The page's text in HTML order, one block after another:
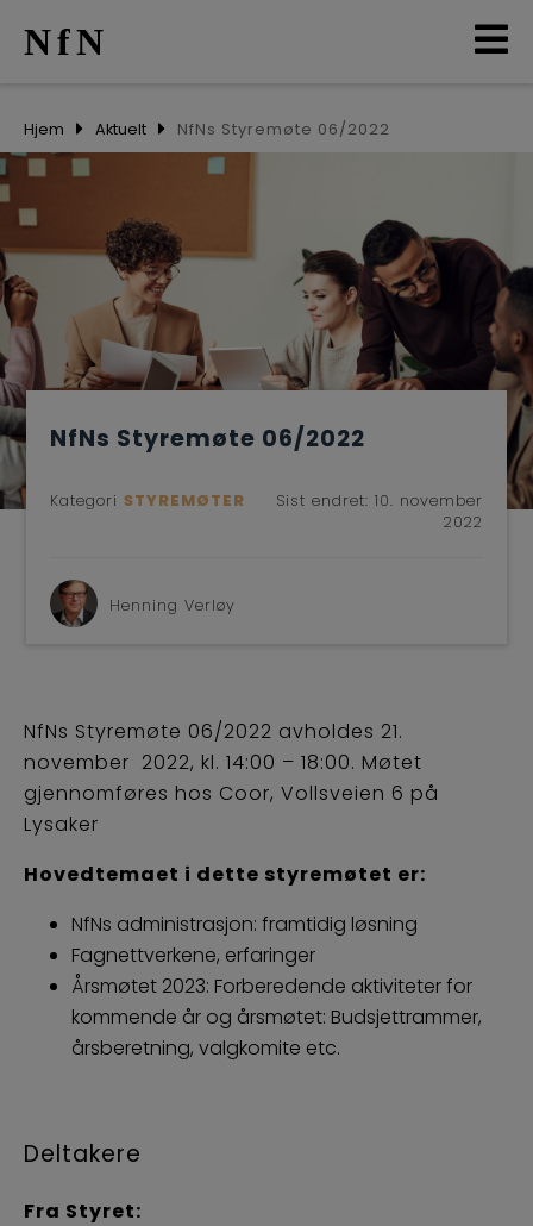
AKTUELT
NETTVERK
MEDLEMMER
OM OSS
NfN
Hjem Aktuelt NfNs Styremøte 06/2022
NfNs Styremøte 06/2022
Kategori STYREMØTER Sist endret: 10. november
2022
Henning Verløy
NfNs Styremøte 06/2022 avholdes 21.
november 2022, kl. 14:00 – 18:00. Møtet
gjennomføres hos Coor, Vollsveien 6 på
Lysaker
Hovedtemaet i dette styremøtet er:
NfNs administrasjon: framtidig løsning
Fagnettverkene, erfaringer
Årsmøtet 2023: Forberedende aktiviteter for
kommende år og årsmøtet: Budsjettrammer,
årsberetning, valgkomite etc.
Deltakere
Fra Styret: